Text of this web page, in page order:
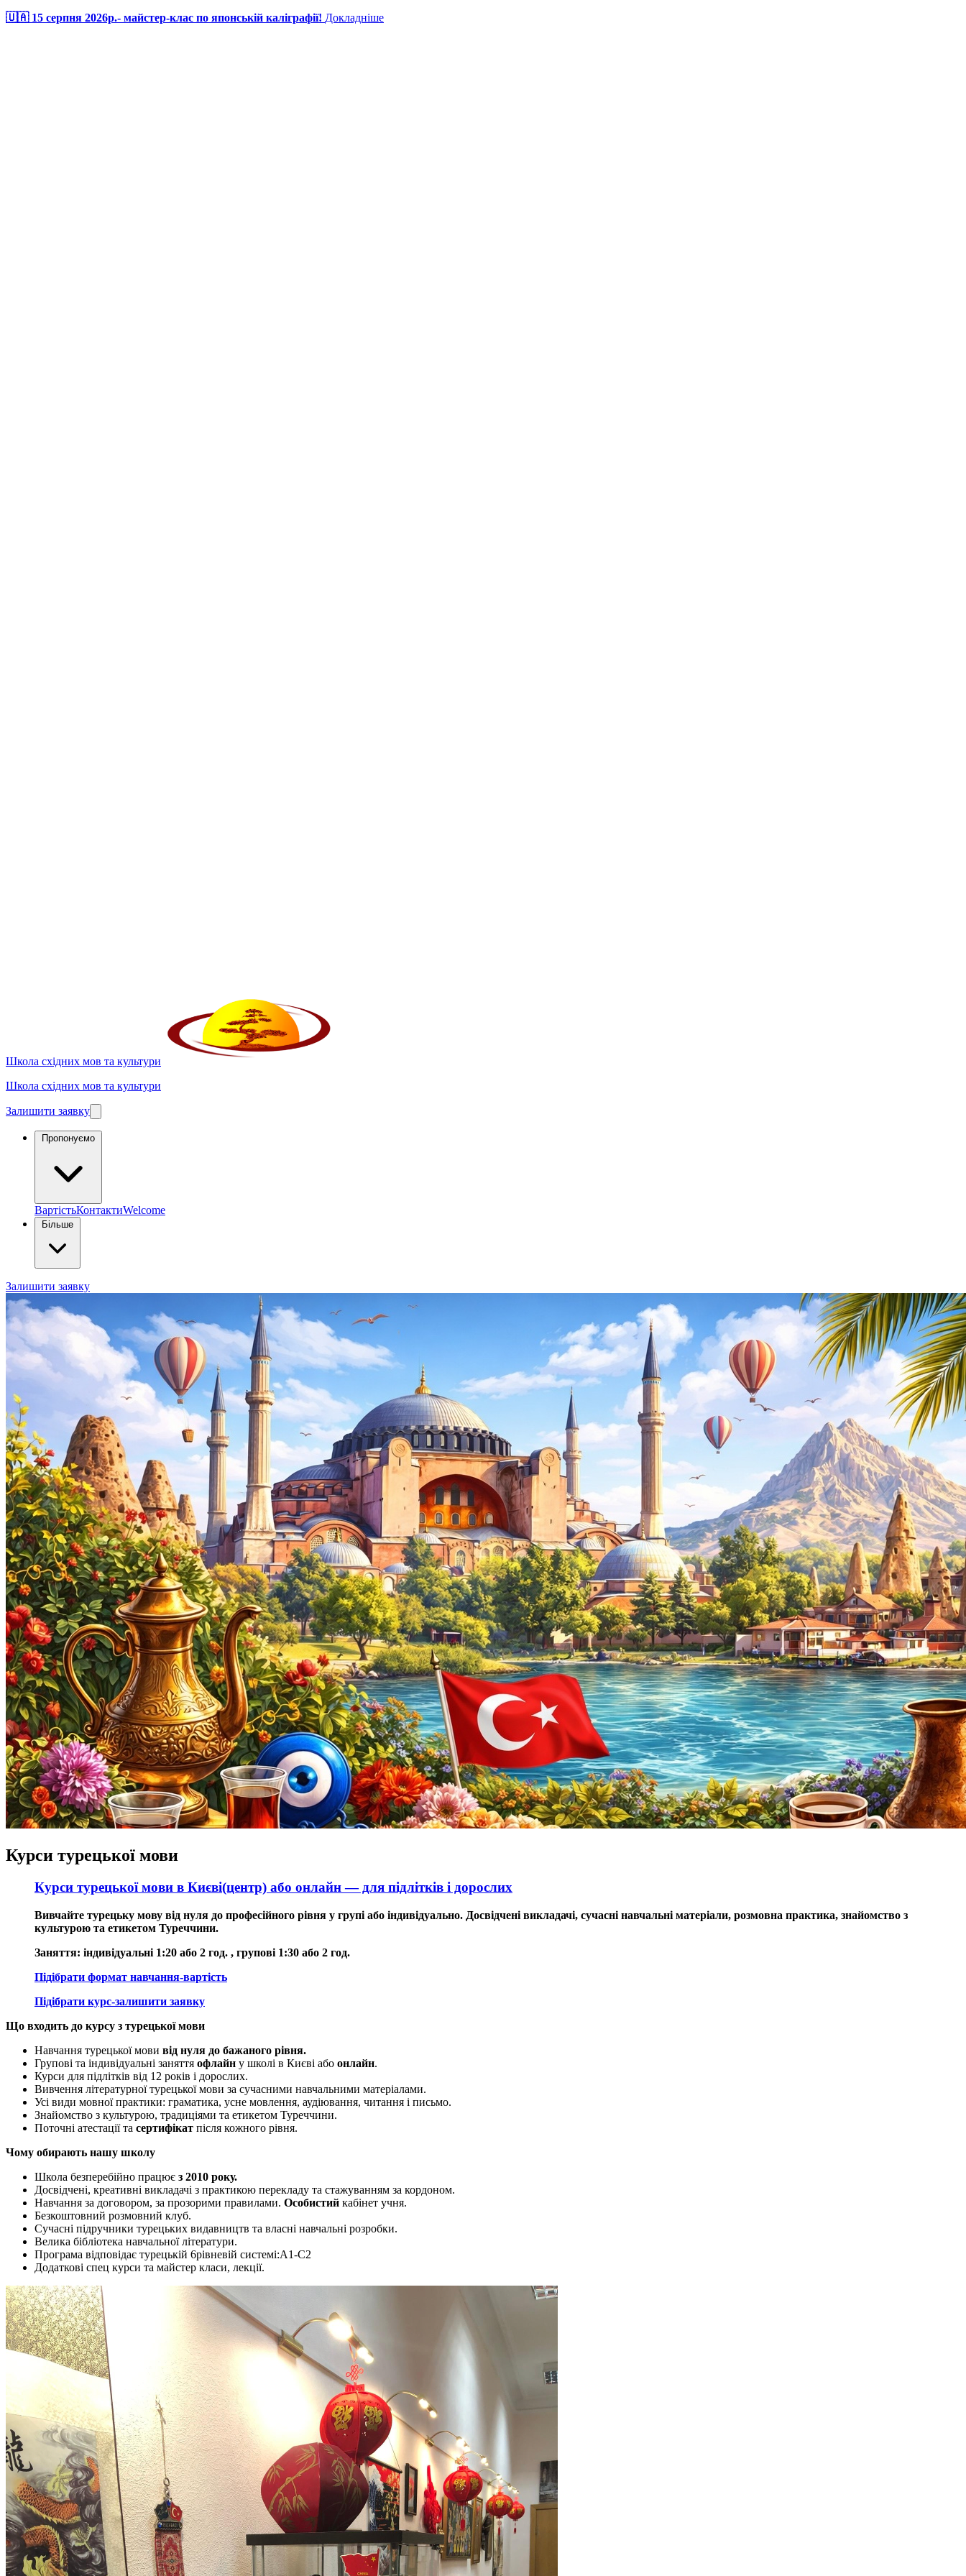
🇺🇦 15 серпня 2026р.- майстер-клас по японській каліграфії! Докладніше
Школа східних мов та культури
Школа східних мов та культури
Залишити заявку
ВартістьКонтактиWelcome
Залишити заявку
Курси турецької мови
Курси турецької мови в Києві(центр) або онлайн — для підлітків і дорослих
Вивчайте турецьку мову від нуля до професійного рівня у групі або індивідуально. Досвідчені викладачі, сучасні навчальні матеріали, розмовна практика, знайомство з
культурою та етикетом Туреччини.
Заняття: індивідуальні 1:20 або 2 год. , групові 1:30 або 2 год.
Підібрати формат навчання-вартість
Підібрати курс-залишити заявку
Що входить до курсу з турецької мови
Навчання турецької мови від нуля до бажаного рівня.
Групові та індивідуальні заняття офлайн у школі в Києві або онлайн.
Курси для підлітків від 12 років і дорослих.
Вивчення літературної турецької мови за сучасними навчальними матеріалами.
Усі види мовної практики: граматика, усне мовлення, аудіювання, читання і письмо.
Знайомство з культурою, традиціями та етикетом Туреччини.
Поточні атестації та сертифікат після кожного рівня.
Чому обирають нашу школу
Школа безперебійно працює з 2010 року.
Досвідчені, креативні викладачі з практикою перекладу та стажуванням за кордоном.
Навчання за договором, за прозорими правилами. Особистий кабінет учня.
Безкоштовний розмовний клуб.
Сучасні підручники турецьких видавництв та власні навчальні розробки.
Велика бібліотека навчальної літератури.
Програма відповідає турецькій 6рівневій системі:А1-С2
Додаткові спец курси та майстер класи, лекції.